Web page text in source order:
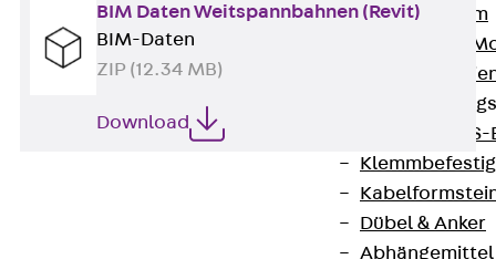
I-Stiel-System
PUK-STRUT-
C-Profil-
KTS-
Dübel & Anker
Abhängemittel
BIM Daten Weitspannbahnen (Revit)
BIM-Daten
ZIP (12.34 MB)
Download